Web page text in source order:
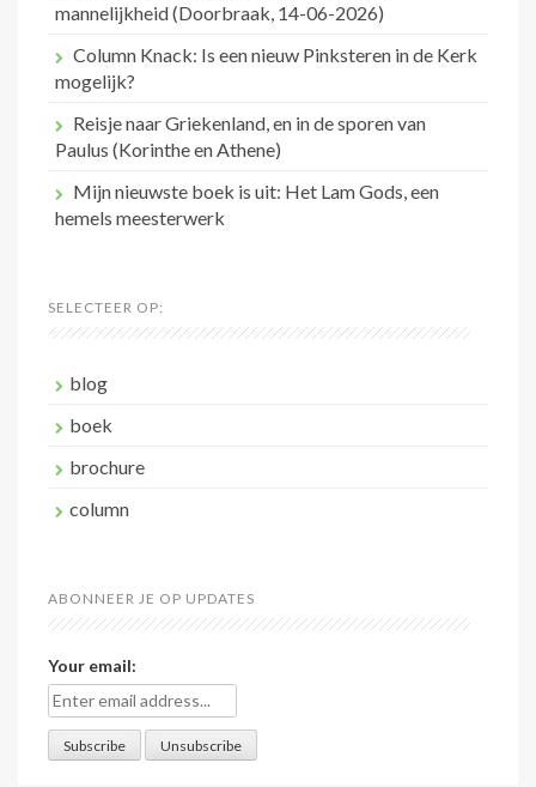
mannelijkheid (Doorbraak, 14-06-2026)
Column Knack: Is een nieuw Pinksteren in de Kerk
mogelijk?
Reisje naar Griekenland, en in de sporen van
Paulus (Korinthe en Athene)
Mijn nieuwste boek is uit: Het Lam Gods, een
hemels meesterwerk
SELECTEER OP:
blog
boek
brochure
column
ABONNEER JE OP UPDATES
Your email: